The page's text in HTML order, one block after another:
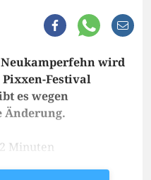
wird
Festival
es wegen
Änderung.
Minuten